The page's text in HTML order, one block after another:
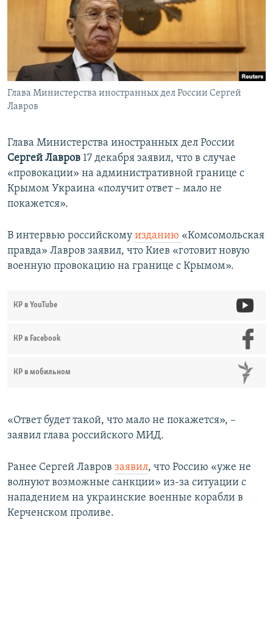
ПОБЕДИТЕЛЕЙ НЕ СУДЯТ?
КРЫМ.НЕПОКОРЕННЫЙ
ELIFBE
УКРАИНСКАЯ ПРОБЛЕМА КРЫМА
ПРИСОЕДИНЯЙТЕСЬ!
Все сайты RFE/RL
Глава Министерства иностранных дел России Сергей
Лавров
Глава Министерства иностранных дел России
Сергей Лавров 17 декабря заявил, что в случае
«провокации» на административной границе с
Крымом Украина «получит ответ – мало не
покажется».
В интервью российскому изданию «Комсомольская
правда» Лавров заявил, что Киев «готовит новую
военную провокацию на границе с Крымом».
КР в YouTube
КР в Facebook
КР в мобильном
«Ответ будет такой, что мало не покажется», –
заявил глава российского МИД.
Ранее Сергей Лавров заявил, что Россию «уже не
волнуют возможные санкции» из-за ситуации с
нападением на украинские военные корабли в
Керченском проливе.